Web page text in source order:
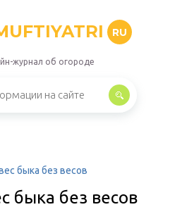
RU
журнал об огороде
быка без весов
быка без весов